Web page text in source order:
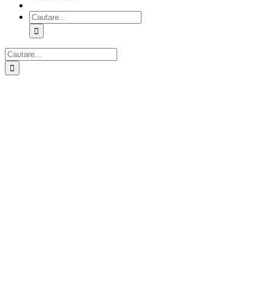
Cautare...
Cautare...